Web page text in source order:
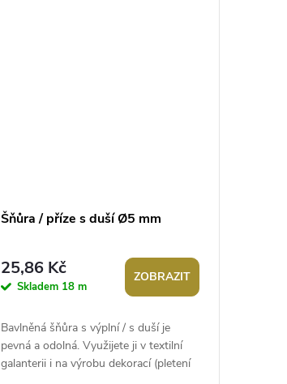
Šňůra / příze s duší Ø5 mm
25,86 Kč
Skladem 18 m
ZOBRAZIT
Bavlněná šňůra s výplní / s duší je
pevná a odolná. Využijete ji v textilní
galanterii i na výrobu dekorací (pletení